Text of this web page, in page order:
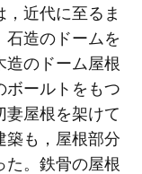
近代に至るま
石造のドームを
造のドーム屋根
ボールトをもつ
妻屋根を架けて
築も，屋根部分
た。鉄骨の屋根